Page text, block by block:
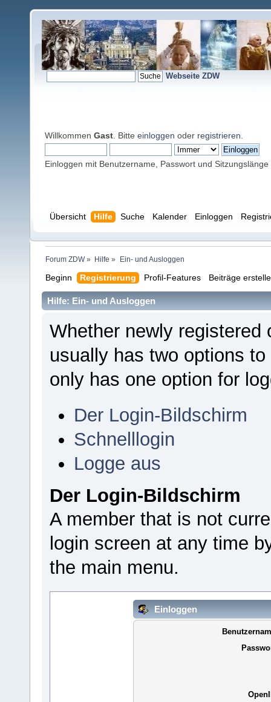
Webseite ZDW
Willkommen Gast . Bitte einloggen oder registrieren
Einloggen mit Benutzername, Passwort und Sitzungslänge
Übersicht Hilfe Suche Kalender Einloggen
Forum ZDW» Hilfe » Ein- und Ausloggen
Beginn Registrierung Profil-Features Beiträge
Hilfe: Ein- und Ausloggen
Whether newly
usually has two options
only has one option for
Der Login-Bildschirm
Schnelllogin
Logge aus
Der Login-Bildschirm
A member that is not
login screen at any time
the main menu.
Einloggen